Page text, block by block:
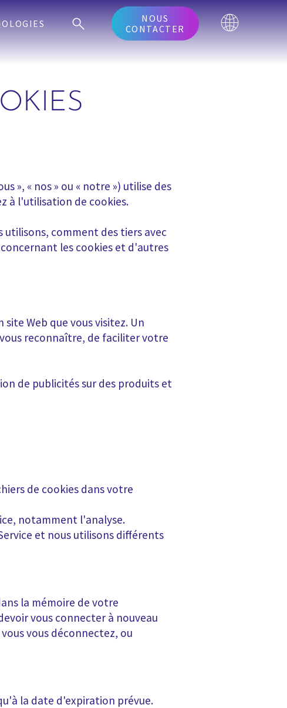
NOUS
CONTACTER
», « nos » ou « notre ») utilise des
à l'utilisation de cookies.
comment des tiers avec
les cookies et d'autres
Web que vous visitez. Un
reconnaître, de faciliter votre
de publicités sur des produits et
de cookies dans votre
notamment l'analyse.
et nous utilisons différents
la mémoire de votre
vous connecter à nouveau
vous déconnectez, ou
la date d'expiration prévue.